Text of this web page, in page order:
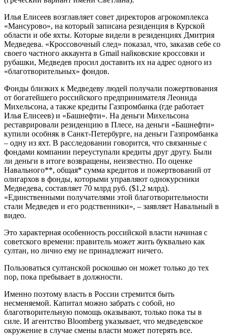
Илья Елисеев возглавляет совет директоров агрокомплекса
«Мансурово», на который записана резиденция в Курской
области и обе яхты. Которые видели в резиденциях Дмитрия
Медведева. «Кроссовочный след» показал, что, заказав себе со
своего частного аккаунта в Gmail найковские кроссовки и
рубашки, Медведев просил доставить их на адрес одного из
«благотворительных» фондов.
Фонды близких к Медведеву людей получали пожертвования
от богатейшего российского предпринимателя Леонида
Михельсона, а также кредиты Газпромбанка (где работает
Илья Елисеев) и «Башнефти». На деньги Михельсона
реставрировали резиденцию в Плесе, на деньги «Башнефти»
купили особняк в Санкт-Петербурге, на деньги Газпромбанка
– одну из яхт. В расследовании говорится, что связанные с
фондами компании переуступали кредиты друг другу. Были
ли деньги в итоге возвращены, неизвестно. По оценке
Навального**, общая* сумма кредитов и пожертвований от
олигархов в фонды, которыми управляют однокурсники
Медведева, составляет 70 млрд руб. ($1,2 млрд).
«Единственными получателями этой благотворительности
стали Медведев и его родственники», – заявляет Навальный в
видео.
Это характерная особенность российской власти начиная с
советского времени: правитель может жить буквально как
султан, но лично ему не принадлежит ничего.
Пользоваться султанской роскошью он может только до тех
пор, пока пребывает в должности.
Именно поэтому власть в России стремится быть
несменяемой. Капитал можно забрать с собой, но
благотворительную помощь оказывают, только пока ты в
силе. И агентство Bloomberg указывает, что медведевское
окружение в случае смены власти может потерять все.